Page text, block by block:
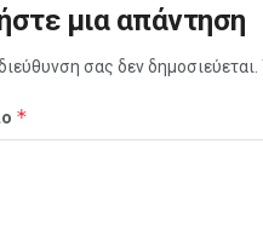
μια απάντηση
σας δεν δημοσιεύεται.
*